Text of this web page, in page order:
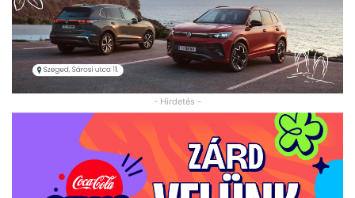
- Hirdetés -